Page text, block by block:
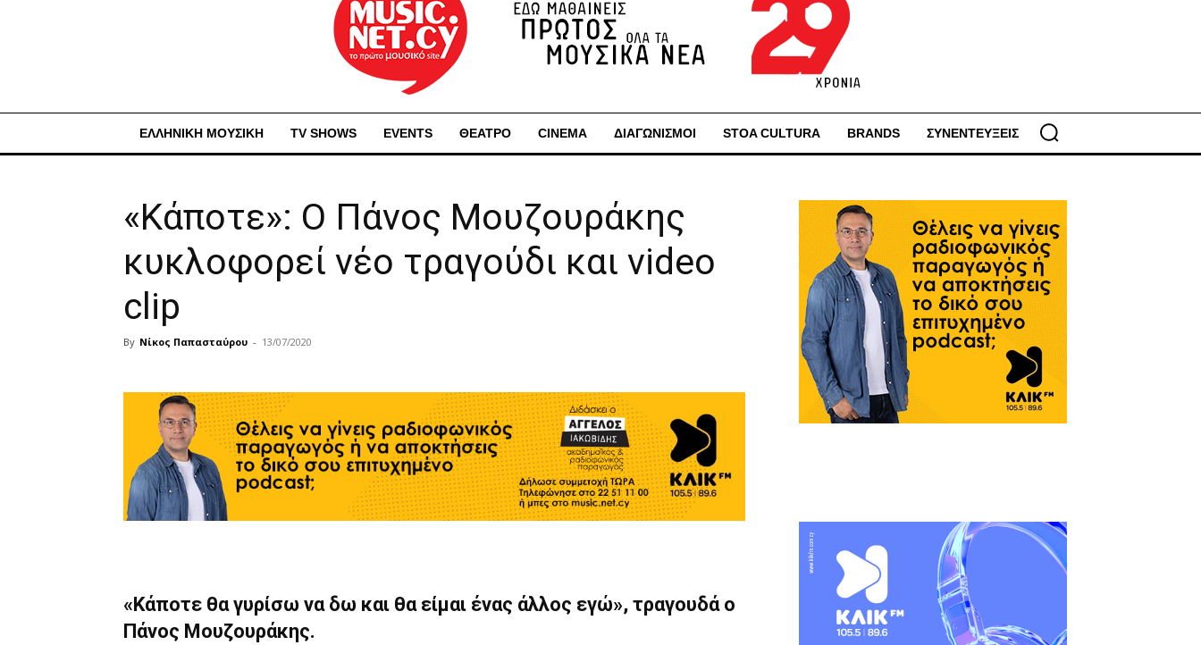
ΕΛΛΗΝΙΚΗ ΜΟΥΣΙΚΗ TV SHOWS EVENTS ΘΕΑΤΡΟ CINEMA ΔΙΑΓΩΝΙΣΜΟΙ STOA CULTURA BRANDS ΣΥΝΕΝΤΕΥΞΕΙΣ
«Κάποτε»: Ο Πάνος Μουζουράκης
κυκλοφορεί νέο τραγούδι και video
clip
By Νίκος Παπασταύρου - 13/07/2020
«Κάποτε θα γυρίσω να δω και θα είμαι ένας άλλος εγώ», τραγουδά ο
Πάνος Μουζουράκης.